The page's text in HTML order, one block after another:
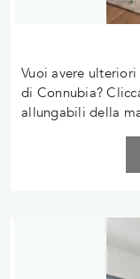
Vuoi avere
di Connubia?
allungabili della